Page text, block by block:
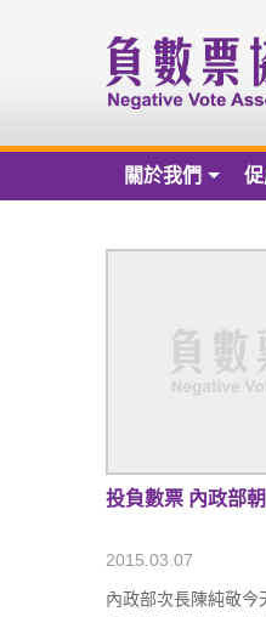
關於我們
負數票協會會員名冊
負數票協會第一屆
財務報告
投負數票 內政部
2015.03.07
內政部次長陳純敬今